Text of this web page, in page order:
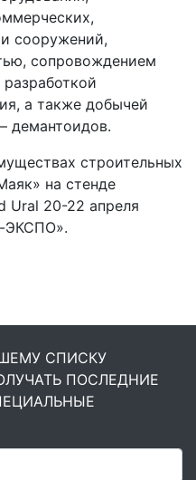
сооружений,
сопровождением
а также добычей
демантоидов.
строительных
на стенде
Ural 20-22 апреля
ЭКСПО».
СПИСКУ
ПОСЛЕДНИЕ